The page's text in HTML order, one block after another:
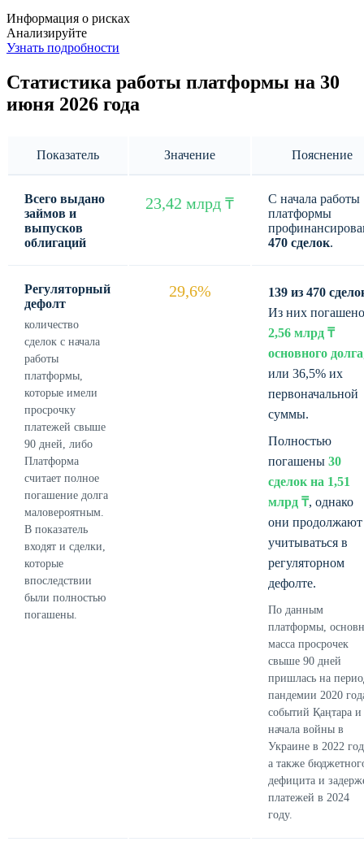
Информация о рисках
Анализируйте
Узнать подробности
Статистика работы платформы на 30
июня 2026 года
Показатель Значение Пояснение
Всего выдано
займов и
выпусков
облигаций
23,42 млрд ₸
С начала работы
платформы
470 сделок.
Регуляторный
дефолт
количество
сделок с начала
работы
платформы,
которые имели
просрочку
платежей свыше
90 дней, либо
Платформа
считает полное
погашение долга
маловероятным.
В показатель
входят и сделки,
которые
впоследствии
были полностью
погашены.
29,6%
139 из 470
Из них погашено
2,56 млрд ₸
основного долга
или 36,5% их
первоначальной
суммы.
Полностью
погашены 30
сделок на 1,51
млрд ₸, однако
они продолжают
учитываться в
регуляторном
дефолте.
По данным
платформы,
масса просрочек
свыше 90 дней
пришлась на
пандемии 2020
событий Қаңтара и
начала войны в
Украине в 2022
а также
дефицита и
платежей в 2024
году.